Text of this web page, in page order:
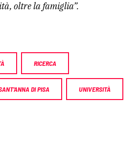
oltre la famiglia”.
RICERCA
DI PISA UNIVERSITÀ